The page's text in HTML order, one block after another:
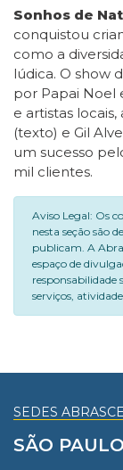
Sonhos de
conquistou
como a
lúdica. O show
por Papai Noel
e artistas
(texto) e Gil
um sucesso
mil clientes.
Aviso Legal: Os
nesta seção são
publicam. A
espaço de
responsabilidade
serviços,
SEDES ABRASCE
SÃO PAULO